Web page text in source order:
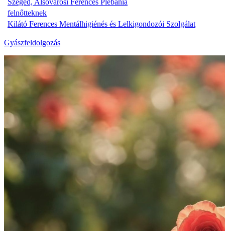
Szeged, Alsóvárosi Ferences Plébánia
felnőtteknek
Kilátó Ferences Mentálhigiénés és Lelkigondozói Szolgálat
Gyászfeldolgozás